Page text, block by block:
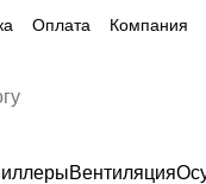
Оплата Компания
Вентиляция